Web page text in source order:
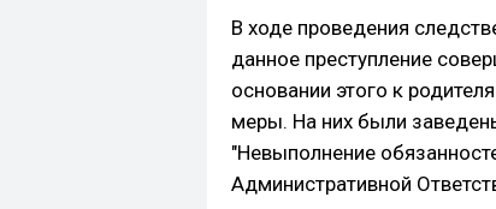
В ходе проведения
данное преступление
основании этого к
меры. На них были
"Невыполнение
Административной